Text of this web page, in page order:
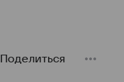
Поделиться